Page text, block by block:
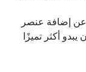
إضافة عنصر
أكثر تميزًا